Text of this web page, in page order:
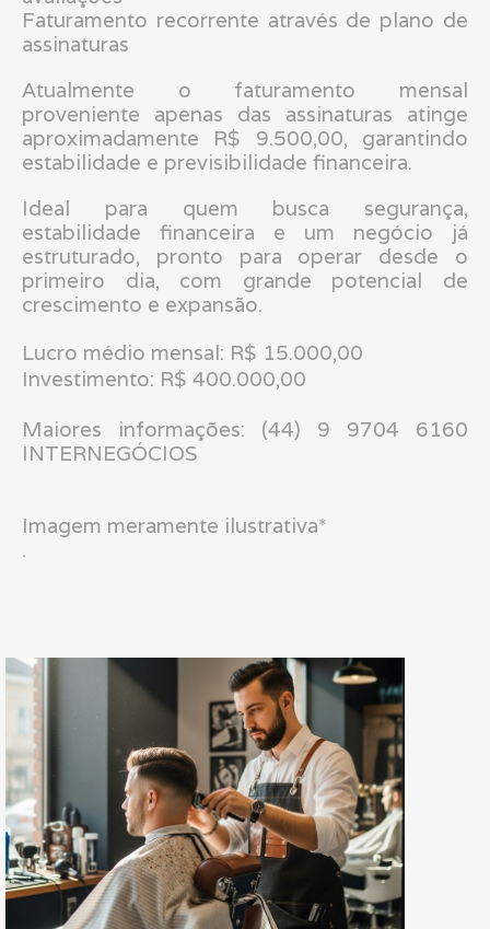
Faturamento recorrente através de plano de
assinaturas
Atualmente o faturamento mensal
proveniente apenas das assinaturas atinge
aproximadamente R$ 9.500,00, garantindo
estabilidade e previsibilidade financeira.
Ideal para quem busca segurança,
estabilidade financeira e um negócio já
estruturado, pronto para operar desde o
primeiro dia, com grande potencial de
crescimento e expansão.
Lucro médio mensal: R$ 15.000,00
Investimento: R$ 400.000,00
Maiores informações: (44) 9 9704 6160
INTERNEGÓCIOS
Imagem meramente ilustrativa*
.